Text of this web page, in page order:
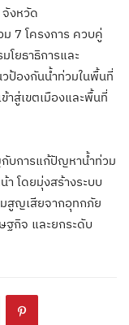
จังหวัด
7 โครงการ ควบคู่
โยธาธิการและ
ป้องกันน้ำท่วมในพื้นที่
าสู่เขตเมืองและพื้นที่
บการแก้ปัญหาน้ำท่วม
า โดยมุ่งสร้างระบบ
มสูญเสียจากอุทกภัย
ฐกิจ และยกระดับ